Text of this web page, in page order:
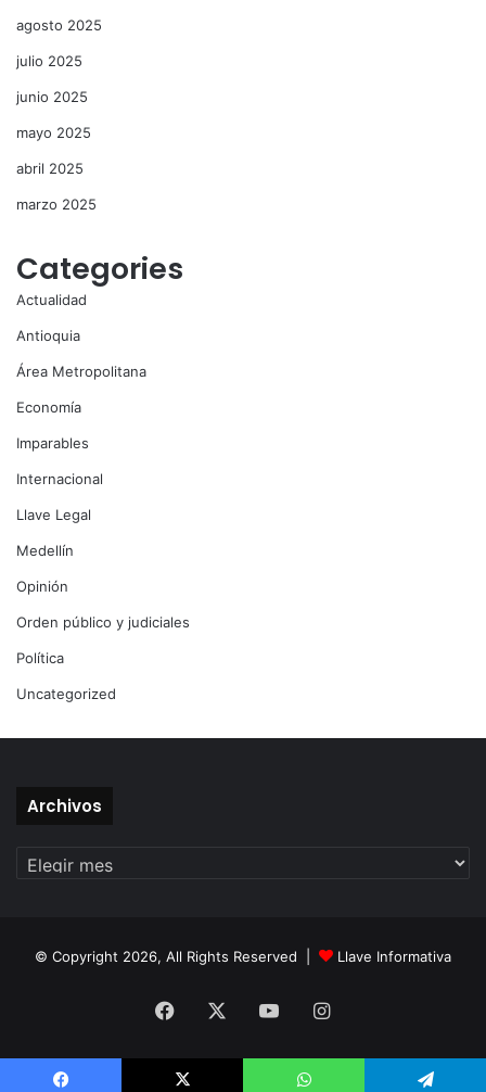
agosto 2025
julio 2025
junio 2025
mayo 2025
abril 2025
marzo 2025
Categories
Actualidad
Antioquia
Área Metropolitana
Economía
Imparables
Internacional
Llave Legal
Medellín
Opinión
Orden público y judiciales
Política
Uncategorized
Archivos
© Copyright 2026, All Rights Reserved | Llave Informativa
Facebook YouTubeInstagram